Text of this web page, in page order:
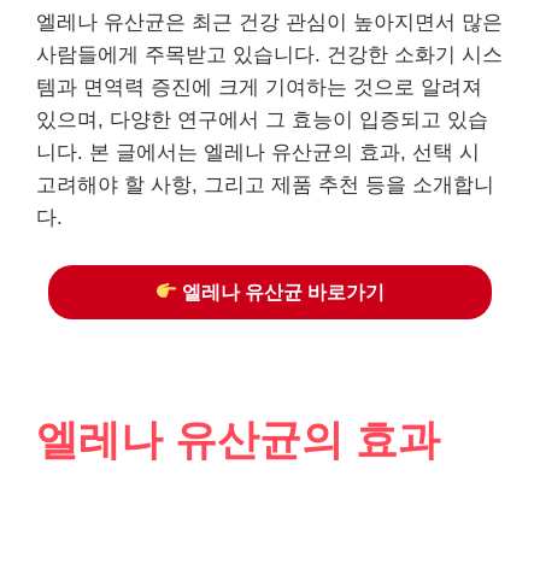
엘레나 유산균은 최근 건강 관심이 높아지면서 많은
사람들에게 주목받고 있습니다. 건강한 소화기 시스
템과 면역력 증진에 크게 기여하는 것으로 알려져
있으며, 다양한 연구에서 그 효능이 입증되고 있습
니다. 본 글에서는 엘레나 유산균의 효과, 선택 시
고려해야 할 사항, 그리고 제품 추천 등을 소개합니
다.
엘레나 유산균 바로가기
엘레나 유산균의 효과